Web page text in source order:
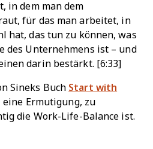
in dem man dem
für das man arbeitet, in
hat, das tun zu können, was
des Unternehmens ist – und
darin bestärkt. [6:33]
Sineks Buch Start with
eine Ermutigung, zu
die Work-Life-Balance ist.